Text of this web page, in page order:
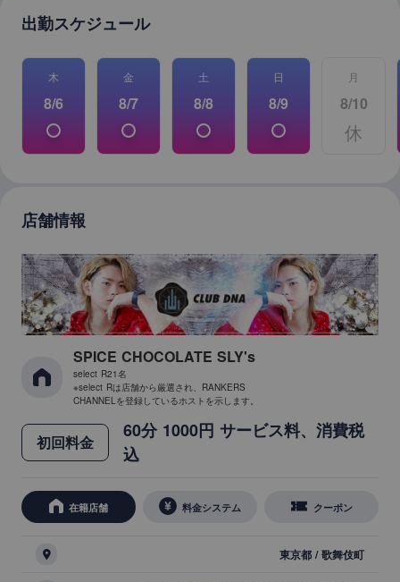
出勤スケジュール
木
8/6
金
8/7
土
8/8
日
8/9
月
8/10
休
店舗情報
SPICE CHOCOLATE SLY's
select R21名
※select Rは店舗から厳選され、RANKERS
CHANNELを登録しているホストを示します。
初回料金
60分 1000円 サービス料、消費税
込
在籍店舗 料金システム クーポン
東京都 / 歌舞伎町